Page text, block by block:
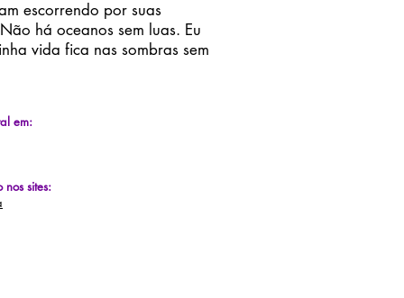
escorrendo por suas
há oceanos sem luas. Eu
vida fica nas sombras sem
em:
sites: